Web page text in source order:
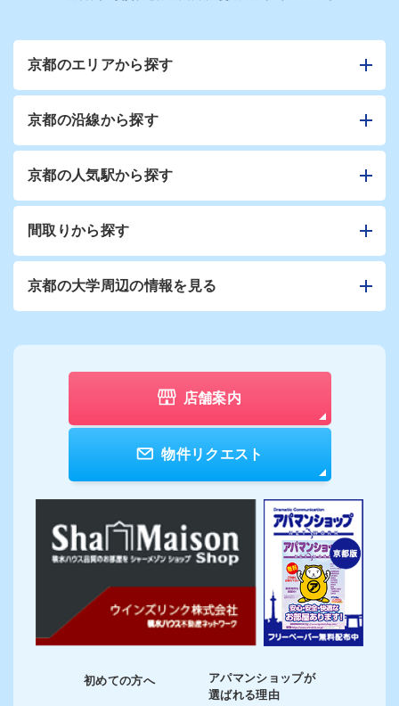
京都のエリアから探す
京都の沿線から探す
京都の人気駅から探す
間取りから探す
京都の大学周辺の情報を見る
店舗案内
物件リクエスト
初めての方へ
アパマンショップが
選ばれる理由